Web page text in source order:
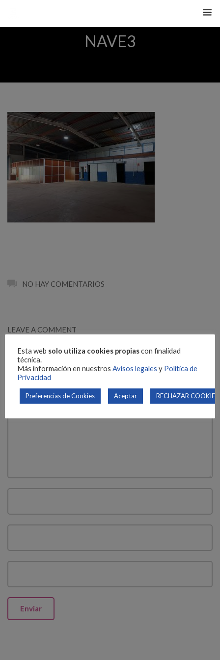
NAVE3
NO HAY COMENTARIOS
LEAVE A COMMENT
Your email address will not be published. Required fields are
marked *
Esta web solo utiliza cookies propiascon finalidad
técnica.
Más información en nuestros Avisos legales y Política de
Privacidad
Preferencias de Cookies Aceptar RECHAZAR COOKIES